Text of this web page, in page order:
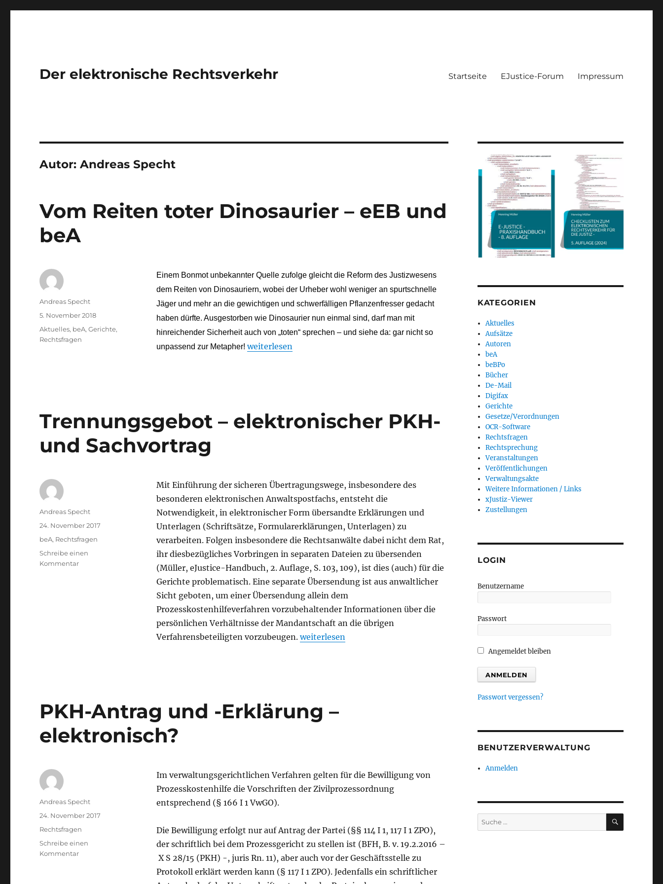
Der elektronische Rechtsverkehr Startseite EJustice-Forum Impressum
Autor:Andreas Specht
Vom Reiten toter Dinosaurier – eEB und
beA
Einem Bonmot unbekannter Quelle zufolge gleicht die Reform des Justizwesens
dem Reiten von Dinosauriern, wobei der Urheber wohl weniger an spurtschnelle
Jäger und mehr an die gewichtigen und schwerfälligen Pflanzenfresser gedacht
haben dürfte. Ausgestorben wie Dinosaurier nun einmal sind, darf man mit
hinreichender Sicherheit auch von „toten“ sprechen – und siehe da: gar nicht so
unpassend zur Metapher! „Vom Reiten toter Dinosaurier – eEB und beA“
weiterlesen
Autor
Andreas Specht
Veröffentlicht
am
5. November 2018
Kategorien
Aktuelles, beA,Gerichte,
Rechtsfragen
Trennungsgebot – elektronischer PKH-
und Sachvortrag
Mit Einführung der sicheren Übertragungswege, insbesondere des
besonderen elektronischen Anwaltspostfachs, entsteht die
Notwendigkeit, in elektronischer Form übersandte Erklärungen und
Unterlagen (Schriftsätze, Formularerklärungen, Unterlagen) zu
verarbeiten. Folgen insbesondere die Rechtsanwälte dabei nicht dem Rat,
ihr diesbezügliches Vorbringen in separaten Dateien zu übersenden
(Müller, eJustice-Handbuch, 2. Auflage, S. 103, 109), ist dies (auch) für die
Gerichte problematisch. Eine separate Übersendung ist aus anwaltlicher
Sicht geboten, um einer Übersendung allein dem
Prozesskostenhilfeverfahren vorzubehaltender Informationen über die
persönlichen Verhältnisse der Mandantschaft an die übrigen
Verfahrensbeteiligten vorzubeugen.„Trennungsgebot – elektronischer PKH- und Sachvortrag“
weiterlesen
Autor
Andreas Specht
Veröffentlicht
am
24. November 2017
Kategorien
beA, Rechtsfragen
Schreibe einen
Kommentarzu
PKH-Antrag und -Erklärung –
elektronisch?
Im verwaltungsgerichtlichen Verfahren gelten für die Bewilligung von
Prozesskostenhilfe die Vorschriften der Zivilprozessordnung
entsprechend (§ 166 I 1 VwGO).
Die Bewilligung erfolgt nur auf Antrag der Partei (§§ 114 I 1, 117 I 1 ZPO),
der schriftlich bei dem Prozessgericht zu stellen ist (BFH, B. v. 19.2.2016 –
X S 28/15 (PKH) -, juris Rn. 11), aber auch vor der Geschäftsstelle zu
Protokoll erklärt werden kann (§ 117 I 1 ZPO). Jedenfalls ein schriftlicher
Autor
Andreas Specht
Veröffentlicht
24. November 2017
Kategorien
Rechtsfragen
Schreibe einen
Kommentarzu
KATEGORIEN
Aktuelles
Aufsätze
Autoren
beA
beBPo
Bücher
De-Mail
Digifax
Gerichte
Gesetze/Verordnungen
OCR-Software
Rechtsfragen
Rechtsprechung
Veranstaltungen
Veröffentlichungen
Verwaltungsakte
Weitere Informationen / Links
xJustiz-Viewer
Zustellungen
LOGIN
Benutzername
Passwort
Angemeldet bleiben
Passwort vergessen?
BENUTZERVERWALTUNG
Anmelden
Suche
nach:
SUCHEN